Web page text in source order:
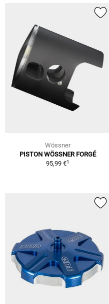
Wössner
PISTON WÖSSNER FORGÉ
95,99 €1